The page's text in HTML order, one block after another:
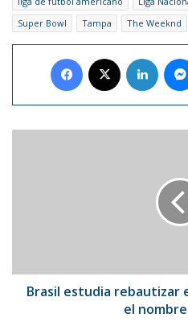
Super Bowl
Tampa The Weeknd
Facebook
nombre
Brasil estudia rebautizar
el